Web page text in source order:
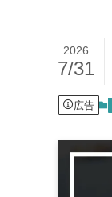
2026
7/31
広告